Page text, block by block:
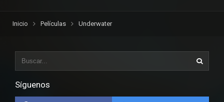
Inicio Películas Underwater
Síguenos